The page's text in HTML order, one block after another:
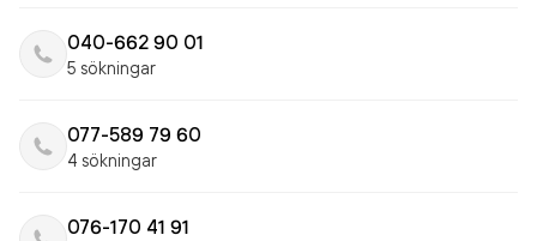
040-662 90 01
5 sökningar
077-589 79 60
4 sökningar
076-170 41 91